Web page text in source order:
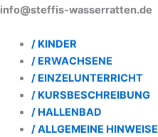
info@steffis-wasserratten.de
/ KINDER
/ ERWACHSENE
/ EINZELUNTERRICHT
/ KURSBESCHREIBUNG
/ HALLENBAD
/ ALLGEMEINE HINWEISE